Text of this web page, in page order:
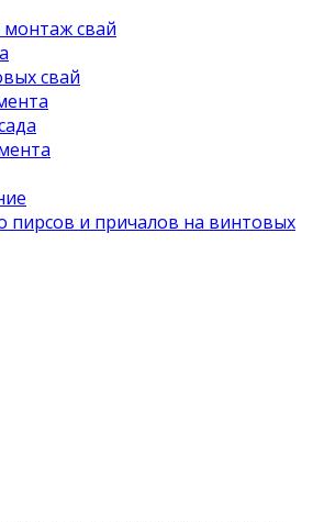
свай
свай
пирсов и причалов на винтовых